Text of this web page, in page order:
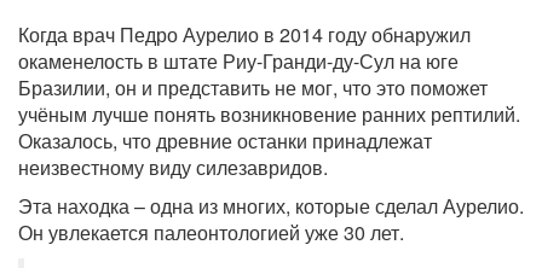
Когда врач Педро Аурелио в 2014 году обнаружил
окаменелость в штате Риу-Гранди-ду-Сул на юге
Бразилии, он и представить не мог, что это поможет
учёным лучше понять возникновение ранних рептилий.
Оказалось, что древние останки принадлежат
неизвестному виду силезавридов.
Эта находка – одна из многих, которые сделал Аурелио.
Он увлекается палеонтологией уже 30 лет.